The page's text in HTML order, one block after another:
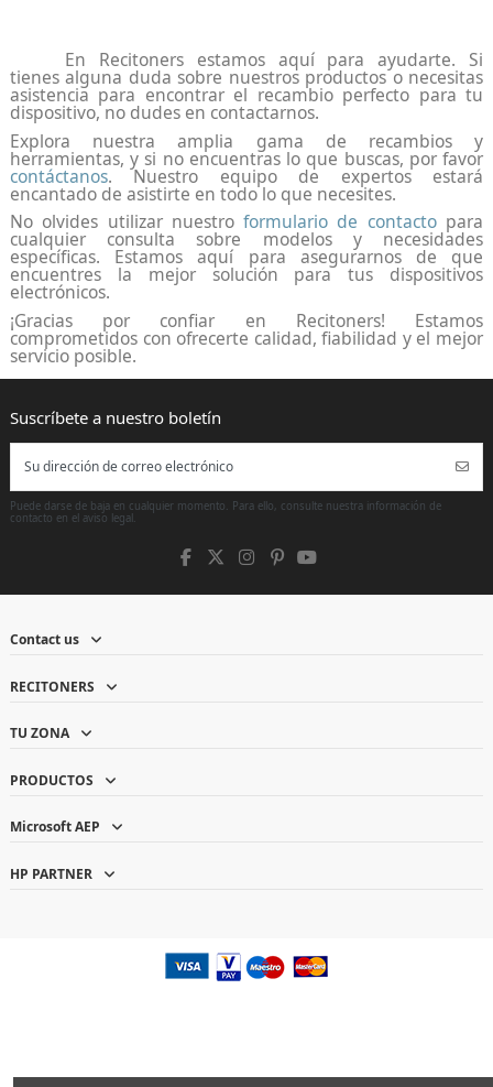
En Recitoners estamos aquí para ayudarte. Si
tienes alguna duda sobre nuestros productos o necesitas
asistencia para encontrar el recambio perfecto para tu
dispositivo, no dudes en contactarnos.
Explora nuestra amplia gama de recambios y
herramientas, y si no encuentras lo que buscas, por favor
contáctanos. Nuestro equipo de expertos estará
encantado de asistirte en todo lo que necesites.
No olvides utilizar nuestroformulario de contactopara
cualquier consulta sobre modelos y necesidades
específicas. Estamos aquí para asegurarnos de que
encuentres la mejor solución para tus dispositivos
electrónicos.
¡Gracias por confiar en Recitoners! Estamos
comprometidos con ofrecerte calidad, fiabilidad y el mejor
servicio posible.
Puede darse de baja en cualquier momento. Para ello, consulte nuestra información de
contacto en el aviso legal.
Contact us
RECITONERS
TU ZONA
PRODUCTOS
Microsoft AEP
HP PARTNER